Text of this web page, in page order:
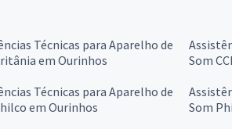
Técnicas para Aparelho de
em Ourinhos
Som
Técnicas para Aparelho de
em Ourinhos
Som